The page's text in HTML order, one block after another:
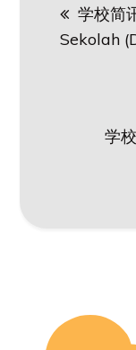
学校简
Sekolah
学